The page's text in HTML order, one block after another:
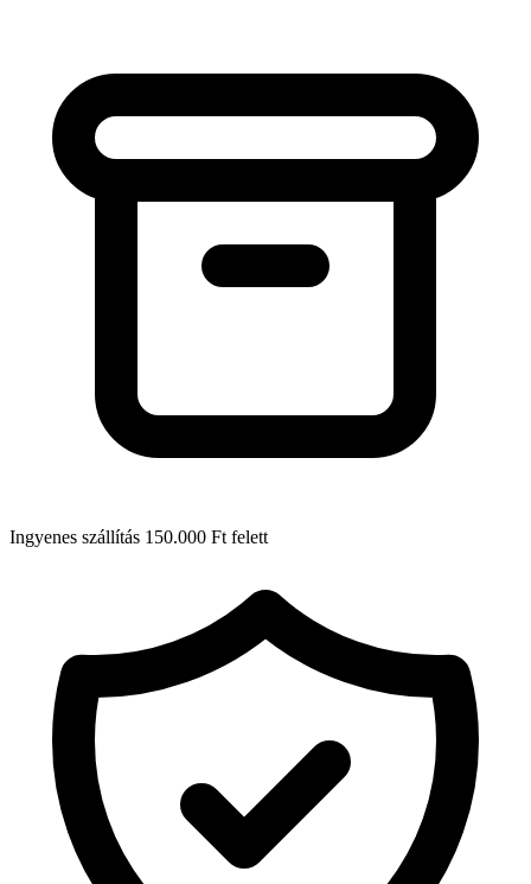
Ingyenes szállítás 150.000 Ft felett